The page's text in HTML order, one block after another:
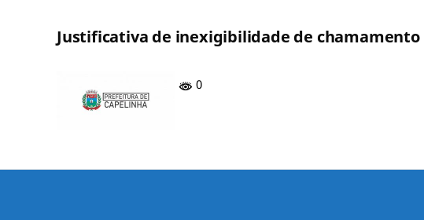
Justificativa de inexigibilidade de
0